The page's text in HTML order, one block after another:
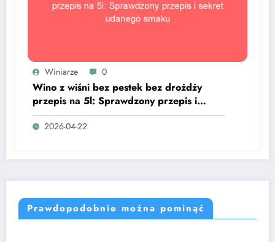
Winiarze 0
Wino z wiśni bez pestek bez drożdży
przepis na 5l: Sprawdzony przepis i
sekret udanego smaku
2026-04-22
Prawdopodobnie można pominąć